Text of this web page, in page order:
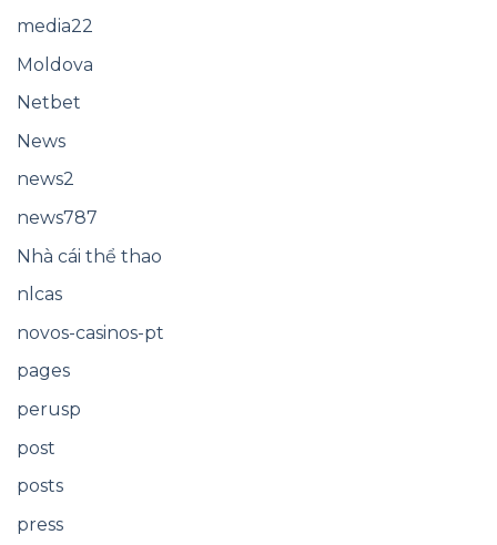
media22
Moldova
Netbet
News
news2
news787
Nhà cái thể thao
nlcas
novos-casinos-pt
pages
perusp
post
posts
press